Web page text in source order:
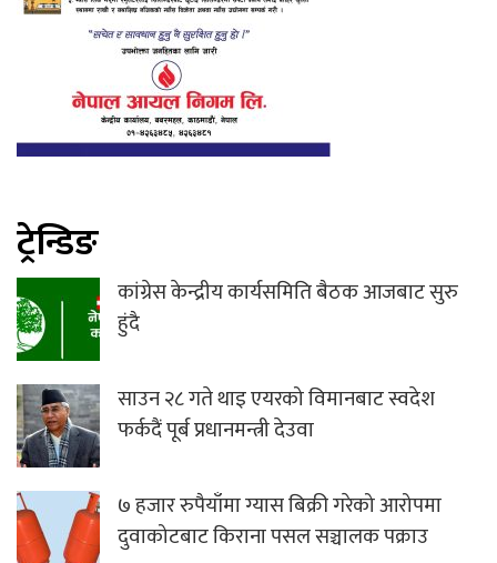
ट्रेन्डिङ
कांग्रेस केन्द्रीय कार्यसमिति बैठक आजबाट सुरु
हुंदै
साउन २८ गते थाइ एयरको विमानबाट स्वदेश
फर्कदैं पूर्ब प्रधानमन्त्री देउवा
७ हजार रुपैयाँमा ग्यास बिक्री गरेको आरोपमा
दुवाकोटबाट किराना पसल सञ्चालक पक्राउ